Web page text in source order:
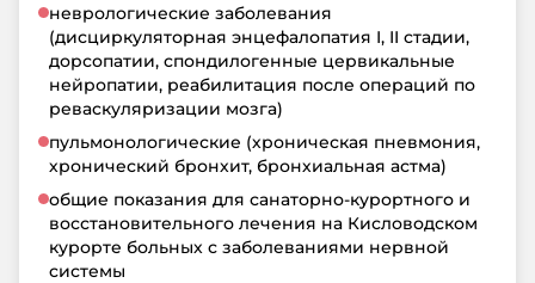
неврологические заболевания
(дисциркуляторная энцефалопатия I, II стадии,
дорсопатии, спондилогенные цервикальные
нейропатии, реабилитация после операций по
реваскуляризации мозга)
пульмонологические (хроническая пневмония,
хронический бронхит, бронхиальная астма)
общие показания для санаторно-курортного и
восстановительного лечения на Кисловодском
курорте больных с заболеваниями нервной
системы